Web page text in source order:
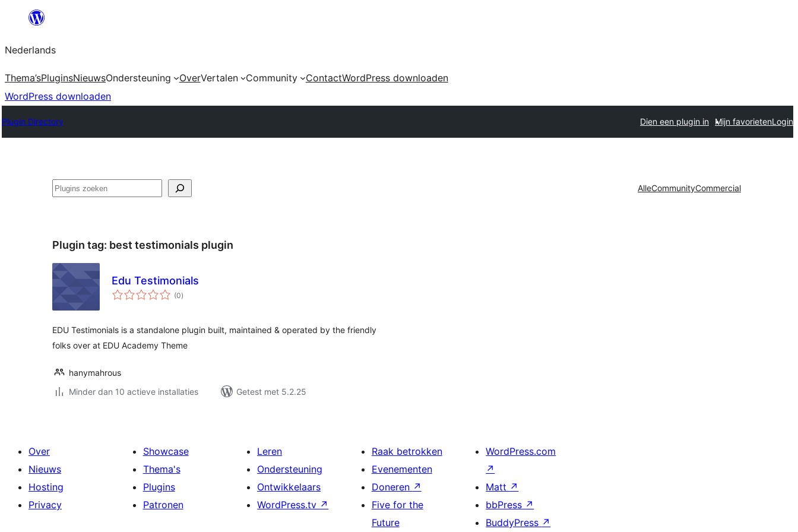
de
inhoud
Nederlands
Thema’sPluginsNieuwsOndersteuning OverVertalen Community ContactWordPress downloaden
WordPress downloaden
Plugin Directory Dien een plugin in Mijn favorietenLogin
Zoeken AlleCommunityCommercial
Plugin tag: best testimonials plugin
Edu Testimonials
(0totaal
waarderingen
)
EDU Testimonials is a standalone plugin built, maintained & operated by the friendly
folks over at EDU Academy Theme
hanymahrous
Minder dan 10 actieve installaties
Getest met 5.2.25
Over
Nieuws
Hosting
Privacy
Showcase
Thema's
Plugins
Patronen
Leren
Ondersteuning
Ontwikkelaars
WordPress.tv ↗
Raak betrokken
Evenementen
Doneren ↗
Five for the
Future
WordPress.com
↗
Matt ↗
bbPress ↗
BuddyPress ↗